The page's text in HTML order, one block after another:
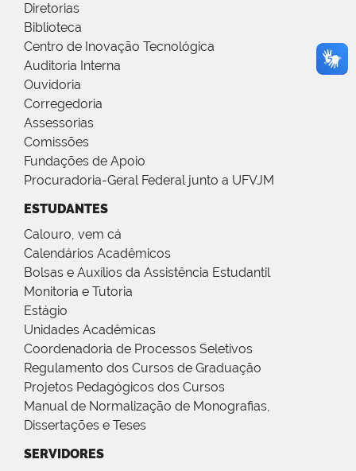
Diretorias
Biblioteca
Centro de Inovação Tecnológica
Auditoria Interna
Ouvidoria
Corregedoria
Assessorias
Comissões
Fundações de Apoio
Procuradoria-Geral Federal junto a UFVJM
ESTUDANTES
Calouro, vem cá
Calendários Acadêmicos
Bolsas e Auxílios da Assistência Estudantil
Monitoria e Tutoria
Estágio
Unidades Acadêmicas
Coordenadoria de Processos Seletivos
Regulamento dos Cursos de Graduação
Projetos Pedagógicos dos Cursos
Manual de Normalização de Monografias,
Dissertações e Teses
SERVIDORES